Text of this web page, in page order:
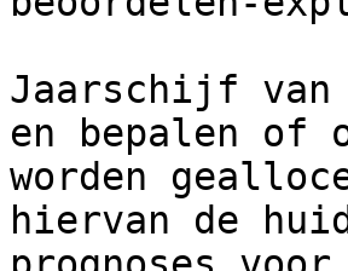
Jaarschijf
en bepalen of
worden
hiervan de